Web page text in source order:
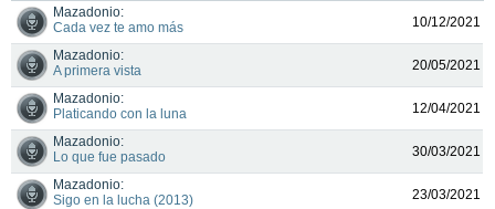
Mazadonio:
Cada vez te amo más
10/12/2021
Mazadonio:
A primera vista
20/05/2021
Mazadonio:
Platicando con la luna
12/04/2021
Mazadonio:
Lo que fue pasado
30/03/2021
Mazadonio:
Sigo en la lucha (2013)
23/03/2021